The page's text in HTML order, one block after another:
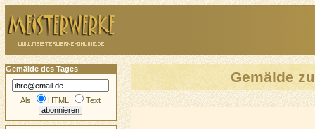
Gemälde
Gemälde des Tages
Als HTML Text